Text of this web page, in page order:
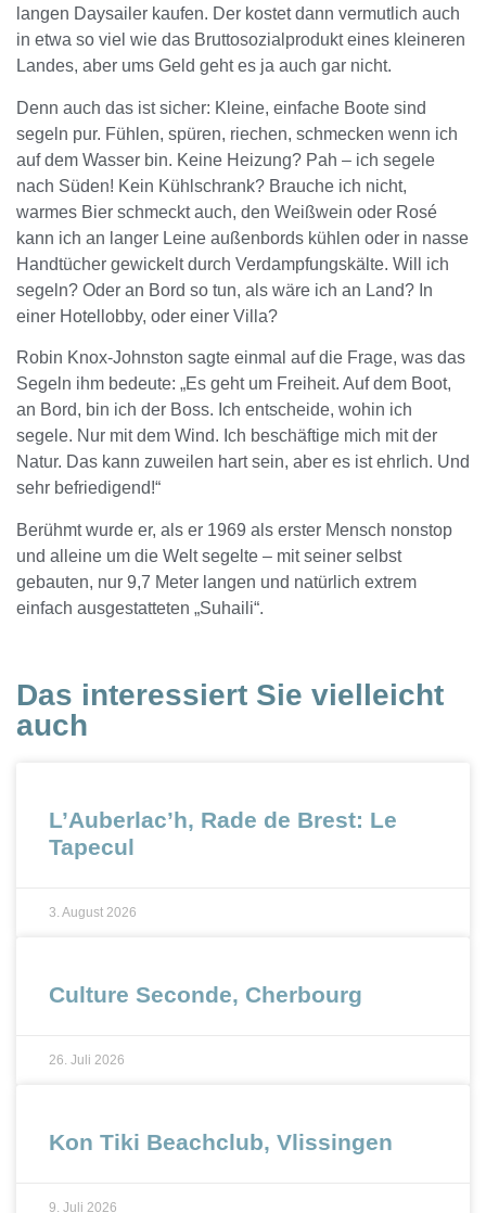
langen Daysailer kaufen. Der kostet dann vermutlich auch
in etwa so viel wie das Bruttosozialprodukt eines kleineren
Landes, aber ums Geld geht es ja auch gar nicht.
Denn auch das ist sicher: Kleine, einfache Boote sind
segeln pur. Fühlen, spüren, riechen, schmecken wenn ich
auf dem Wasser bin. Keine Heizung? Pah – ich segele
nach Süden! Kein Kühlschrank? Brauche ich nicht,
warmes Bier schmeckt auch, den Weißwein oder Rosé
kann ich an langer Leine außenbords kühlen oder in nasse
Handtücher gewickelt durch Verdampfungskälte. Will ich
segeln? Oder an Bord so tun, als wäre ich an Land? In
einer Hotellobby, oder einer Villa?
Robin Knox-Johnston sagte einmal auf die Frage, was das
Segeln ihm bedeute: „Es geht um Freiheit. Auf dem Boot,
an Bord, bin ich der Boss. Ich entscheide, wohin ich
segele. Nur mit dem Wind. Ich beschäftige mich mit der
Natur. Das kann zuweilen hart sein, aber es ist ehrlich. Und
sehr befriedigend!“
Berühmt wurde er, als er 1969 als erster Mensch nonstop
und alleine um die Welt segelte – mit seiner selbst
gebauten, nur 9,7 Meter langen und natürlich extrem
einfach ausgestatteten „Suhaili“.
Das interessiert Sie vielleicht
auch
L’Auberlac’h, Rade de Brest: Le
Tapecul
3. August 2026
Culture Seconde, Cherbourg
26. Juli 2026
Kon Tiki Beachclub, Vlissingen
9. Juli 2026